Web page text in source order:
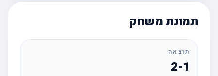
תמונת משחק
תוצאה
2-1